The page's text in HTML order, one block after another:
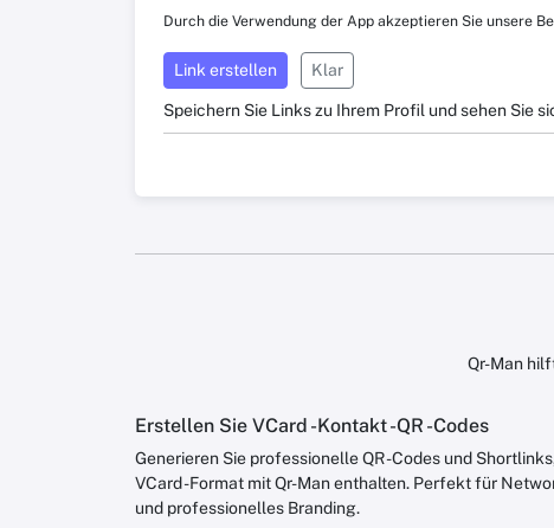
Durch die Verwendung der App akzeptieren Sie unsere
Link erstellen Klar
Speichern Sie Links zu Ihrem Profil und sehen Sie
Qr-Man
Erstellen Sie VCard -Kontakt -QR -Codes
Generieren Sie professionelle QR -Codes und
VCard -Format mit Qr-Man enthalten. Perfekt für
und professionelles Branding.